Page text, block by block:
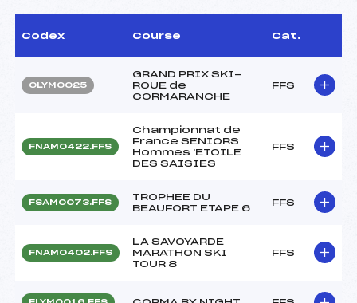
Codex Course Cat.
OLYM0025
GRAND PRIX SKI-
ROUE de
CORMARANCHE
FFS
FNAM0422.FFS
Championnat de
France SENIORS
Hommes 'ETOILE
DES SAISIES
FFS
FSAM0073.FFS
TROPHEE DU
BEAUFORT ETAPE 6
FFS
FNAM0402.FFS
LA SAVOYARDE
MARATHON SKI
TOUR 8
FFS